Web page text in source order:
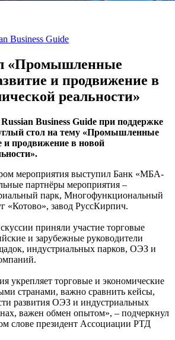
Business Guide
«Промышленные
и продвижение в
реальности»
Business Guide при поддержке
стол на тему «Промышленные
и продвижение в новой
мероприятия выступил Банк «МБА-
партнёры мероприятия –
парк, Многофункциональный
завод РуссКирпич.
приняли участие торговые
и зарубежные руководители
индустриальных парков, ОЭЗ и
укрепляет торговые и экономические
странами, важно сравнить кейсы,
развития ОЭЗ и индустриальных
важен обмен опытом», – подчеркнул
слове президент Ассоциации РТД